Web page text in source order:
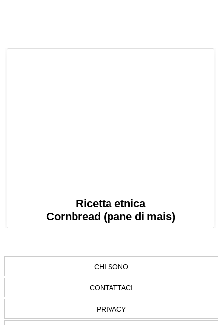
Ricetta etnica
Cornbread (pane di mais)
CHI SONO
CONTATTACI
PRIVACY